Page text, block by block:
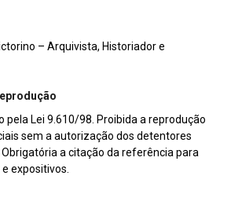
– Arquivista, Historiador e
pela Lei 9.610/98. Proibida a reprodução
sem a autorização dos detentores
Obrigatória a citação da referência para
expositivos.